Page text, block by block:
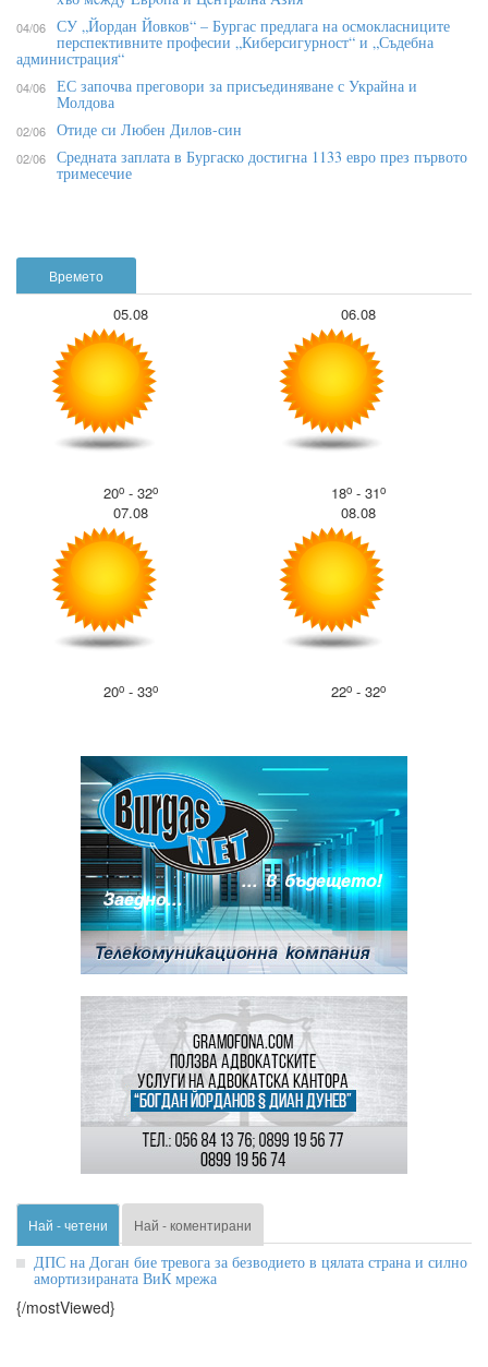
Времето
05.08
20o- 32o
06.08
18o- 31o
07.08
20o- 33o
08.08
22o- 32o
04/06 СУ „Йордан Йовков“ – Бургас предлага на осмокласниците
перспективните професии „Киберсигурност“ и „Съдебна
администрация“
04/06 ЕС започва преговори за присъединяване с Украйна и
Молдова
02/06 Отиде си Любен Дилов-син
02/06 Средната заплата в Бургаско достигна 1133 евро през първото
тримесечие
Най - четени Най - коментирани
ДПС на Доган бие тревога за безводието в цялата страна и силно
амортизираната ВиК мрежа
{/mostViewed}